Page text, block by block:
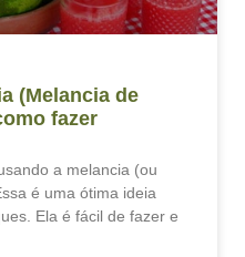
(Melancia de
fazer
a melancia (ou
é uma ótima ideia
Ela é fácil de fazer e